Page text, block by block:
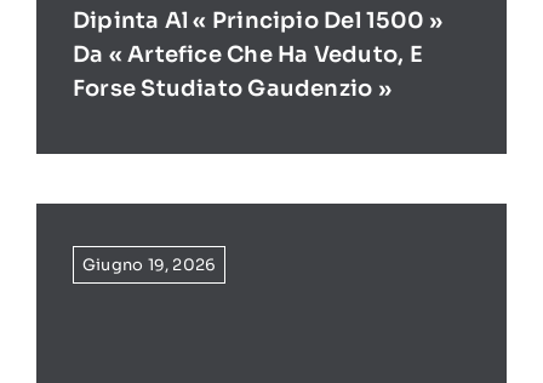
Dipinta Al « Principio Del 1500 »
Da « Artefice Che Ha Veduto, E
Forse Studiato Gaudenzio »
Giugno 19, 2026